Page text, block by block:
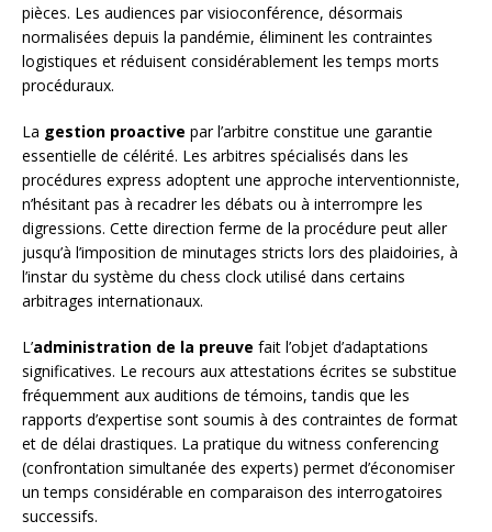
pièces. Les audiences par visioconférence, désormais
normalisées depuis la pandémie, éliminent les contraintes
logistiques et réduisent considérablement les temps morts
procéduraux.
La gestion proactive par l’arbitre constitue une garantie
essentielle de célérité. Les arbitres spécialisés dans les
procédures express adoptent une approche interventionniste,
n’hésitant pas à recadrer les débats ou à interrompre les
digressions. Cette direction ferme de la procédure peut aller
jusqu’à l’imposition de minutages stricts lors des plaidoiries, à
l’instar du système du chess clock utilisé dans certains
arbitrages internationaux.
L’administration de la preuve fait l’objet d’adaptations
significatives. Le recours aux attestations écrites se substitue
fréquemment aux auditions de témoins, tandis que les
rapports d’expertise sont soumis à des contraintes de format
et de délai drastiques. La pratique du witness conferencing
(confrontation simultanée des experts) permet d’économiser
un temps considérable en comparaison des interrogatoires
successifs.